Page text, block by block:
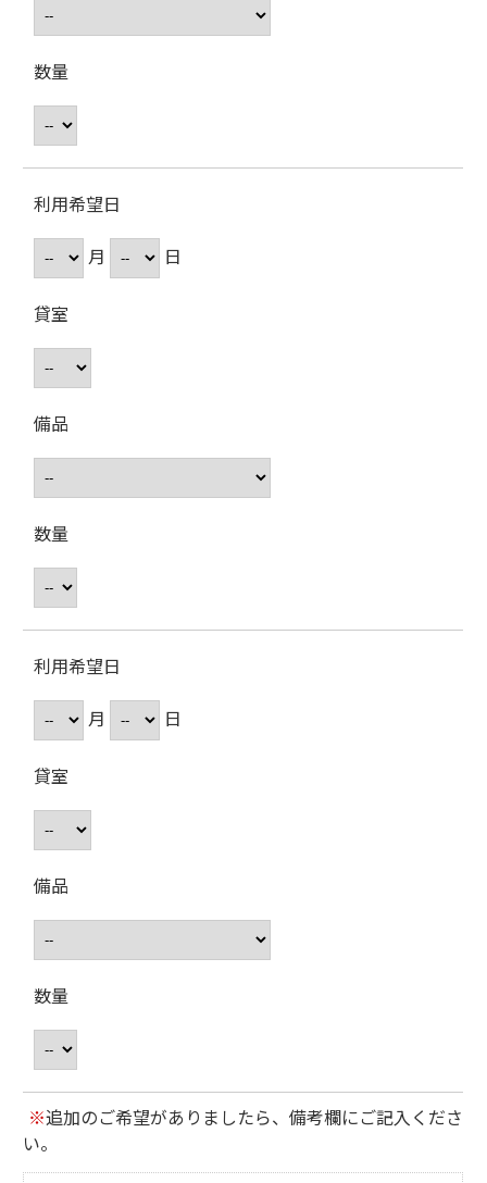
数量
利用希望日
月
日
貸室
備品
数量
利用希望日
月
日
貸室
備品
数量
※追加のご希望がありましたら、備考欄にご記入くださ
い。